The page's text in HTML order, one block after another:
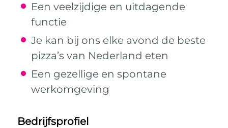
Een veelzijdige en uitdagende
functie
Je kan bij ons elke avond de beste
pizza’s van Nederland eten
Een gezellige en spontane
werkomgeving
Bedrijfsprofiel